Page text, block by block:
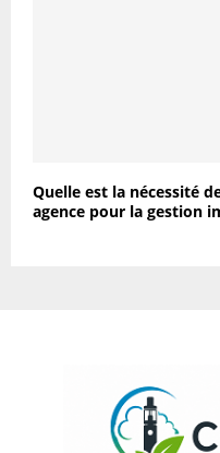
Quelle est la nécessité
agence pour la gestion